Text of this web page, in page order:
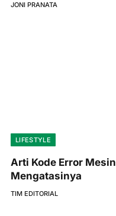
JONI PRANATA
LIFESTYLE
Arti Kode Error
Mengatasinya
TIM EDITORIAL